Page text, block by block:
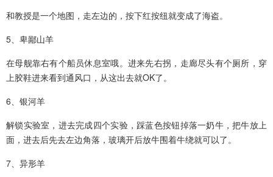
和教授是一个地图，走左边的，按下红按纽就变成了海盗。
5、卑鄙山羊
在母舰靠右有个船员休息室哦。进来先右拐，走廊尽头有个厕所，穿
上胶鞋进来看到通风口，从这出去就OK了。
6、银河羊
解锁实验室，进去完成四个实验，踩蓝色按钮掉落一奶牛，把牛放上
面，进去后先去左边角落，玻璃开后放牛围着牛绕就可以了。
7、异形羊